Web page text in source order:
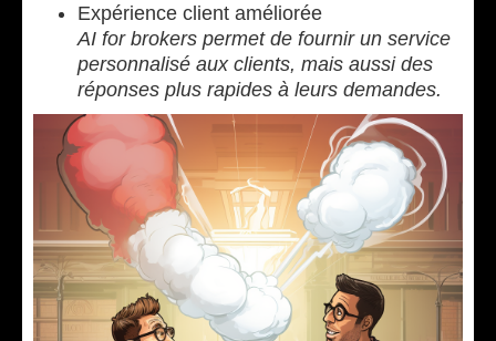
Expérience client améliorée
AI for brokers permet de fournir un service
personnalisé aux clients, mais aussi des
réponses plus rapides à leurs demandes.